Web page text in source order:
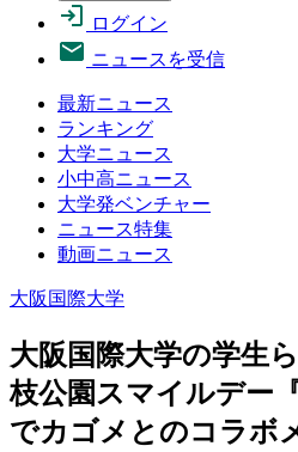
ログイン
ニュースを受信
最新ニュース
ランキング
大学ニュース
小中高ニュース
大学発ベンチャー
ニュース特集
動画ニュース
大阪国際大学
大阪国際大学の学生
枝公園スマイルデー
でカゴメとのコラボ